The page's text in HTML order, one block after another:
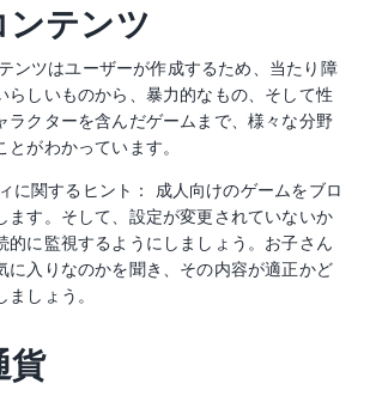
テンツ
ンツはユーザーが作成するため、当たり障
らしいものから、暴力的なもの、そして性
ラクターを含んだゲームまで、様々な分野
がわかっています。
に関するヒント： 成人向けのゲームをブロ
ます。そして、設定が変更されていないか
的に監視するようにしましょう。お子さん
に入りなのかを聞き、その内容が適正かど
しょう。
貨